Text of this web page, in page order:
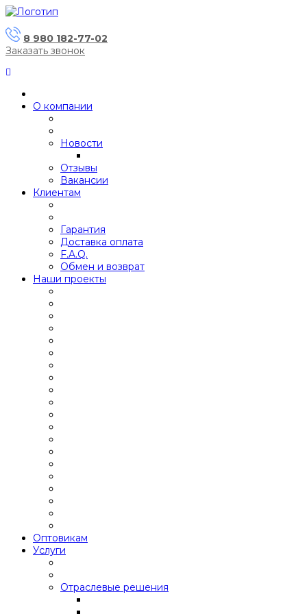
8 980 182-77-02
Заказать звонок
О компании
Новости
Отзывы
Вакансии
Клиентам
Гарантия
Доставка оплата
F.A.Q.
Обмен и возврат
Наши проекты
Оптовикам
Услуги
Отраслевые решения